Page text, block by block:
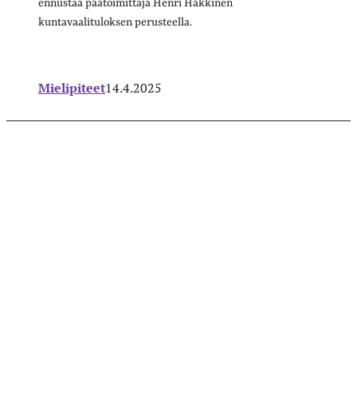
ennustaa päätoimittaja Henri Häkkinen
kuntavaalituloksen perusteella.
Mielipiteet14.4.2025